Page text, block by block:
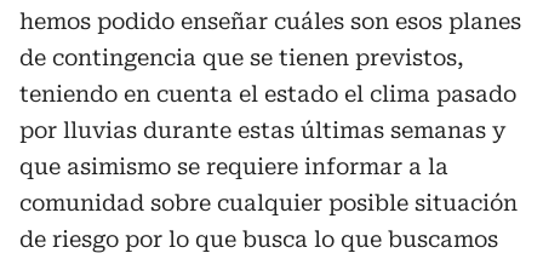
hemos podido enseñar cuáles son esos planes
de contingencia que se tienen previstos,
teniendo en cuenta el estado el clima pasado
por lluvias durante estas últimas semanas y
que asimismo se requiere informar a la
comunidad sobre cualquier posible situación
de riesgo por lo que busca lo que buscamos